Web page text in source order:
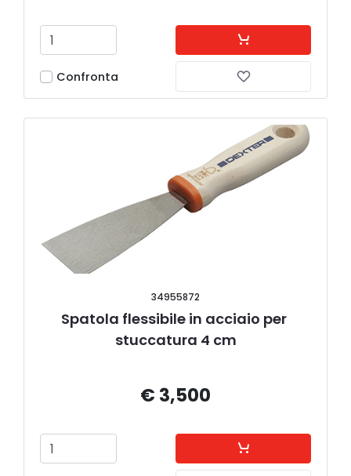
Confronta
34955872
Spatola flessibile in acciaio per
stuccatura 4 cm
€ 3,500